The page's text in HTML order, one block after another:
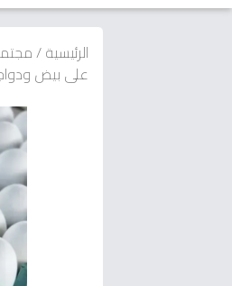
الرئيسية/
على بيض ودواجن بأسعار أقل 25% من